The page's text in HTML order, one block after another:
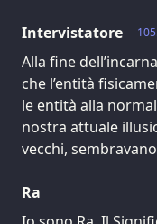
Intervistatore
Alla fine
che l’entità
le entità alla
nostra attuale
vecchi,
Ra